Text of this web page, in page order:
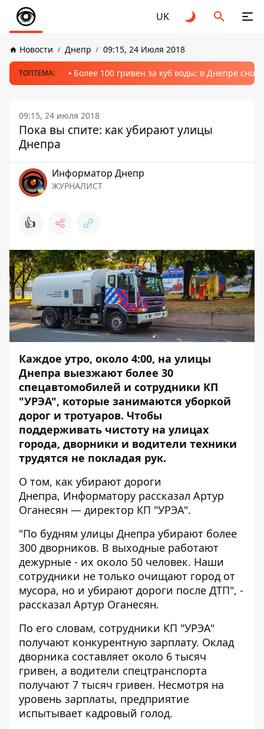
UK
Новости Днепр 09:15, 24 Июля 2018
ТОПТЕМА: Более 100 гривен за куб воды: в Днепре
09:15, 24 июля 2018
Пока вы спите: как убирают улицы
Днепра
Информатор Днепр
ЖУРНАЛИСТ
👍
Каждое утро, около 4:00, на улицы
Днепра выезжают более 30
спецавтомобилей и сотрудники КП
"УРЭА", которые занимаются уборкой
дорог и тротуаров. Чтобы
поддерживать чистоту на улицах
города, дворники и водители техники
трудятся не покладая рук.
О том, как убирают дороги
Днепра, Информатору рассказал Артур
Оганесян — директор КП "УРЭА".
"По будням улицы Днепра убирают более
300 дворников. В выходные работают
дежурные - их около 50 человек. Наши
сотрудники не только очищают город от
мусора, но и убирают дороги после ДТП", -
рассказал Артур Оганесян.
По его словам, сотрудники КП "УРЭА"
получают конкурентную зарплату. Оклад
дворника составляет около 6 тысяч
гривен, а водители спецтранспорта
получают 7 тысяч гривен. Несмотря на
уровень зарплаты, предприятие
испытывает кадровый голод.